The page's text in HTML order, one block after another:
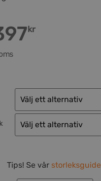
kr
Tips! Se vår storleksguide